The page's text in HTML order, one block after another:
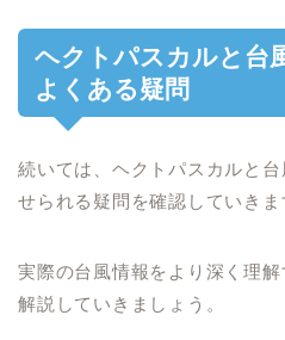
ヘクトパスカルと台
よくある疑問
続いては、ヘクトパスカルと
せられる疑問を確認していきま
実際の台風情報をより深く理
解説していきましょう。